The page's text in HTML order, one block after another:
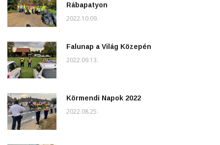
Rábapatyon
2022.10.09.
Falunap a Világ Közepén
2022.09.13.
Körmendi Napok 2022
2022.08.25.